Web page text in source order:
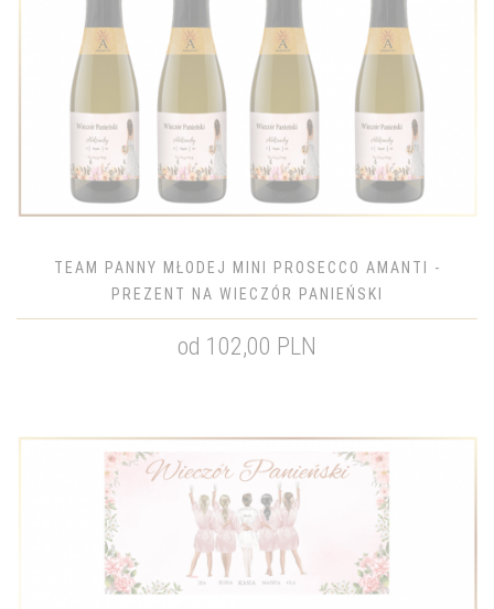
TEAM PANNY MŁODEJ MINI PROSECCO AMANTI -
PREZENT NA WIECZÓR PANIEŃSKI
od 102,00 PLN